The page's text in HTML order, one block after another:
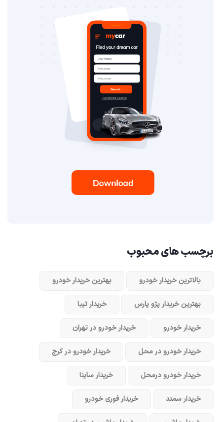
برچسب های محبوب
بالاترین خریدار خودرو بهترین خریدار خودرو
بهترین خریدار پژو پارس خریدار تیبا
خریدار خودرو خریدار خودرو در تهران
خریدار خودرو در محل خریدار خودرو در کرج
خریدار خودرو در‌محل خریدار ساینا
خریدار سمند خریدار فوری خودرو